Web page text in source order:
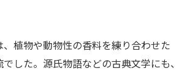
、植物や動物性の香料を練り合わせた
でした。源氏物語などの古典文学にも、